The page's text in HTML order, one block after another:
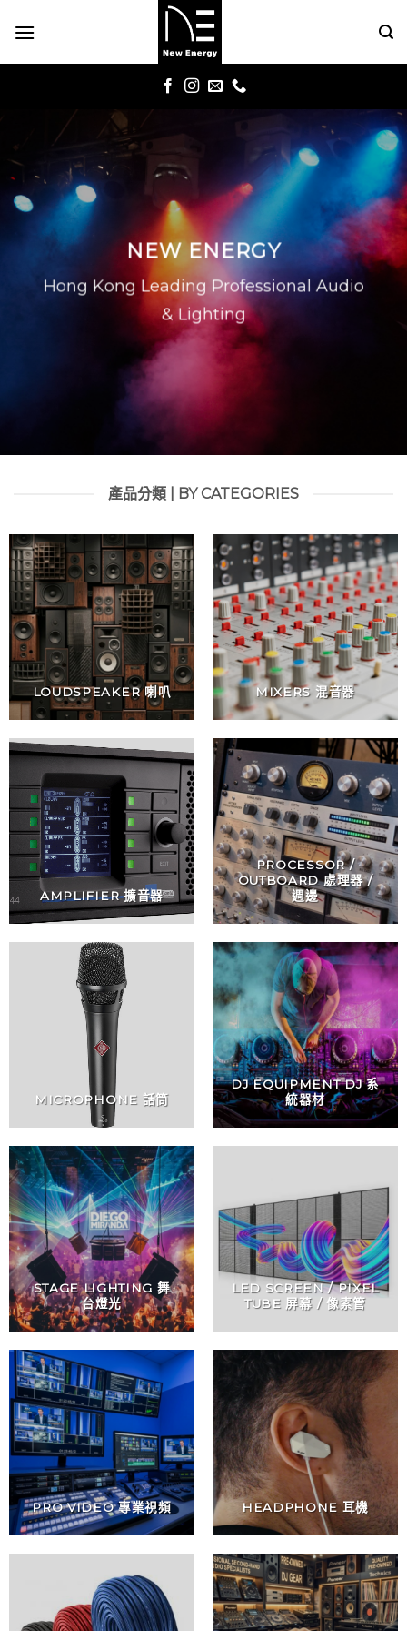
NEW ENERGY
Hong Kong Leading Professional Audio
& Lighting
產品分類 | BY CATEGORIES
LOUDSPEAKER 喇叭 MIXERS 混音器
AMPLIFIER 擴音器
PROCESSOR /
OUTBOARD 處理器 /
週邊
MICROPHONE 話筒
DJ EQUIPMENT DJ 系
統器材
STAGE LIGHTING 舞
台燈光
LED SCREEN / PIXEL
TUBE 屏幕 / 像素管
PRO VIDEO 專業視頻 HEADPHONE 耳機